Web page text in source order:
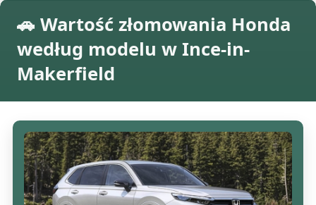
🚗 Wartość złomowania Honda
według modelu w Ince-in-
Makerfield